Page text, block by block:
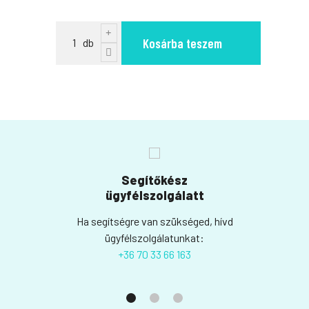
Kosárba teszem
Segítőkész
ügyfélszolgálatt
Ha segítségre van szükséged, hívd
ügyfélszolgálatunkat:
+36 70 33 66 163